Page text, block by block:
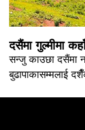
दसैंमा गुल्मीमा
सन्जु काउछा दसैंमा
बुढापाकासम्मलाई